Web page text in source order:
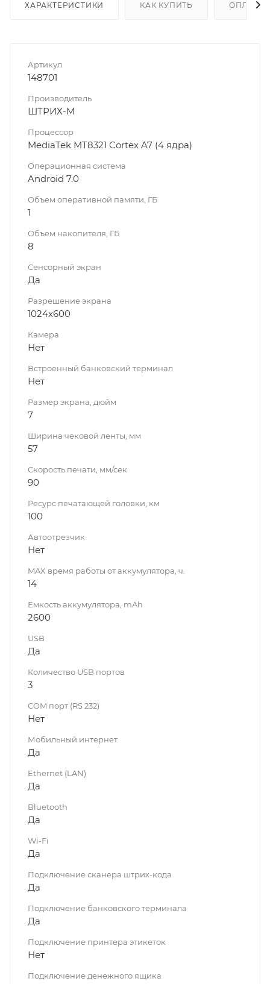
ХАРАКТЕРИСТИКИ КАК КУПИТЬ ОПЛАТА
Артикул
148701
Производитель
ШТРИХ-М
Процессор
MediaTek MT8321 Cortex A7 (4 ядра)
Операционная система
Android 7.0
Объем оперативной памяти, ГБ
1
Объем накопителя, ГБ
8
Сенсорный экран
Да
Разрешение экрана
1024х600
Камера
Нет
Встроенный банковский терминал
Нет
Размер экрана, дюйм
7
Ширина чековой ленты, мм
57
Скорость печати, мм/сек
90
Ресурс печатающей головки, км
100
Автоотрезчик
Нет
MAX время работы от аккумулятора, ч.
14
Емкость аккумулятора, mAh
2600
USB
Да
Количество USB портов
3
COM порт (RS 232)
Нет
Мобильный интернет
Да
Ethernet (LAN)
Да
Bluetooth
Да
Wi-Fi
Да
Подключение сканера штрих-кода
Да
Подключение банковского терминала
Да
Подключение принтера этикеток
Нет
Подключение денежного ящика